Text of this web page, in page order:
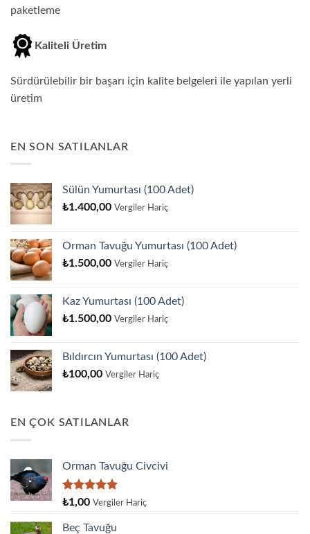
paketleme
Kaliteli Üretim
Sürdürülebilir bir başarı için kalite belgeleri ile yapılan yerli
üretim
EN SON SATILANLAR
Sülün Yumurtası (100 Adet)
₺1.400,00 Vergiler Hariç
Orman Tavuğu Yumurtası (100 Adet)
₺1.500,00 Vergiler Hariç
Kaz Yumurtası (100 Adet)
₺1.500,00 Vergiler Hariç
Bıldırcın Yumurtası (100 Adet)
₺100,00 Vergiler Hariç
EN ÇOK SATILANLAR
Orman Tavuğu Civcivi
5 üzerinden
aldı
₺1,00 Vergiler Hariç
Beç Tavuğu